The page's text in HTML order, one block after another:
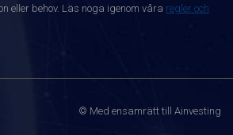
eller behov. Läs noga igenom våra regler och
© Med ensamrätt till Ainvesting